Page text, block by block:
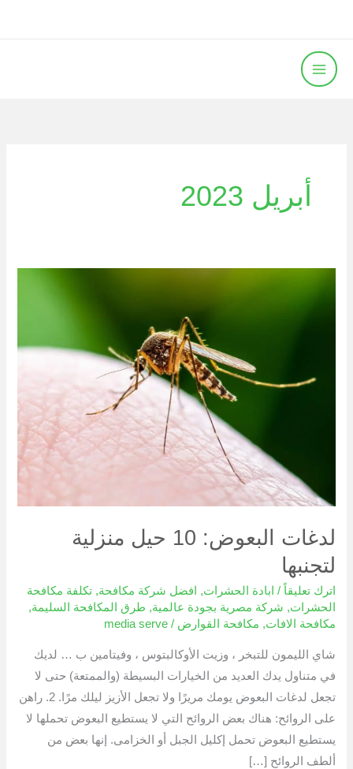
المحتوى
أبريل 2023
لدغات البعوض: 10 حيل منزلية
لتجنبها
اترك تعليقاً / ابادة الحشرات, افضل شركة مكافحة,تكلفة مكافحة
الحشرات, شركة مصرية بجودة عالمية, طرق المكافحة السليمة,
مكافحة الافات, مكافحة القوارض /
media serve
شاي الليمون للتبخر ، وزيت الأوكالبتوس ، وفيتامين ب … لديك
في متناول يدك العديد من الخيارات البسيطة (والممتعة) حتى لا
تجعل لدغات البعوض يومك مريرًا ولا تجعل الأزيز ليلك مرًا. 2. راهن
على الروائح: هناك بعض الروائح التي لا يستطيع البعوض تحملها لا
يستطيع البعوض تحمل إكليل الجبل أو الخزامى. إنها بعض من
ألطف الروائح […]
لتجنبها